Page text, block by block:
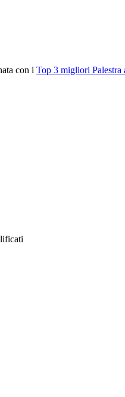
con i Top 3 migliori Palestra